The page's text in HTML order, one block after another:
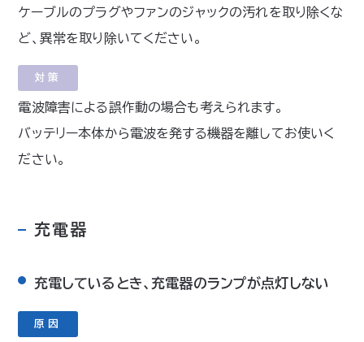
ケーブルのプラグやファンのジャックの汚れを取り除くな
ど、異常を取り除いてください。
対策
電波障害による誤作動の場合も考えられます。
バッテリー本体から電波を発する機器を離してお使いく
ださい。
充電器
充電しているとき、充電器のランプが点灯しない
原因